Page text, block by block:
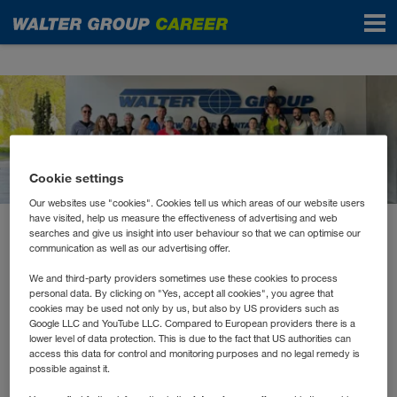
News
April 2024
WALTER GROUP räumt in
Kufstein auf
Wer in der Natur unterwegs ist, kennt es: hier eine
Plastikflasche im Feld, dort eine Getränkedose im
Cookie settings
Our websites use "cookies". Cookies tell us which areas of our website users
have visited, help us measure the effectiveness of advertising and web
searches and give us insight into user behaviour so that we can optimise our
communication as well as our advertising offer.
We and third-party providers sometimes use these cookies to process
personal data. By clicking on "Yes, accept all cookies", you agree that
cookies may be used not only by us, but also by US providers such as
Google LLC and YouTube LLC. Compared to European providers there is a
lower level of data protection. This is due to the fact that US authorities can
access this data for control and monitoring purposes and no legal remedy is
possible against it.